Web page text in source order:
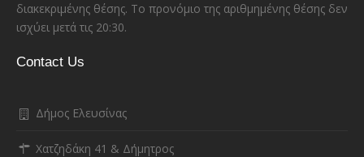
διακεκριμένης θέσης. Το προνόμιο της αριθμημένης θέσης δεν
ισχύει μετά τις 20:30.
Contact Us
Δήμος Ελευσίνας
Χατζηδάκη 41 & Δήμητρος